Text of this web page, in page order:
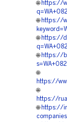
🌐 https://
🌐 https://
🌐 https://
🌐 https://
🌐
https://
🌐
https://
🌐 https://